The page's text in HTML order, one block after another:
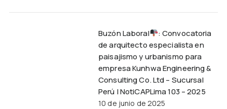
Buzón Laboral
: Convocatoria
de arquitecto especialista en
paisajismo y urbanismo para
empresa Kunhwa Engineering &
Consulting Co. Ltd – Sucursal
Perú | NotiCAPLima 103 – 2025
10 de junio de 2025